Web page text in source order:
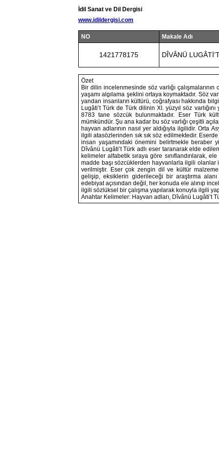
İdil Sanat ve Dil Dergisi
www.idildergisi.com
NO Makale Adı
1421778175 DÎVÂNÜ
Özet
Bir dilin incelenmesinde söz varlığı
yaşamı algılama şeklini ortaya koymaktadır. Söz
yandan insanların kültürü, coğrafyası hakkında
Lugâti’t Türk de Türk dilinin XI. yüzyıl söz
8783 tane sözcük bulunmaktadır. Eser Türk
mümkündür. Şu ana kadar bu söz varlığı çeşitli
hayvan adlarının nasıl yer aldığıyla ilgilidir. Orta
ilgili atasözlerinden sık sık söz edilmektedir.
insan yaşamındaki önemini belirtmekle beraber
Dîvânü Lugâti’t Türk adlı eser taranarak elde
kelimeler alfabetik sıraya göre sınıflandırılarak,
madde başı sözcüklerden hayvanlarla ilgili
verilmiştir. Eser çok zengin dil ve kültür
gelişip, eksiklerin giderileceği bir araştırma
edebiyat açısından değil, her konuda ele alınıp
ilgili sözlüksel bir çalışma yapılarak konuyla ilgili
Anahtar Kelimeler: Hayvan adları, Dîvânü Lugâti’t